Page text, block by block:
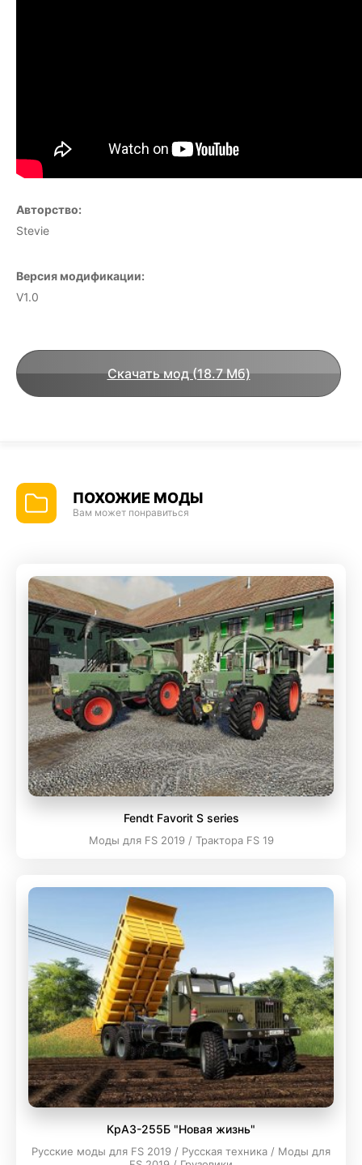
Авторство:
Stevie
Версия модификации:
V1.0
Скачать мод (18.7 Мб)
ПОХОЖИЕ МОДЫ
Вам может понравиться
Fendt Favorit S series
Моды для FS 2019 / Трактора FS 19
КрАЗ-255Б "Новая жизнь"
Русские моды для FS 2019 / Русская техника / Моды для